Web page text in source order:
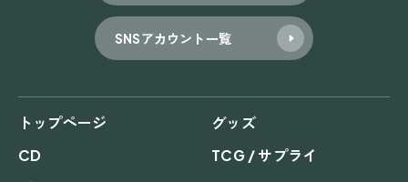
SNSアカウント一覧
トップページ
グッズ
CD
TCG / サプライ